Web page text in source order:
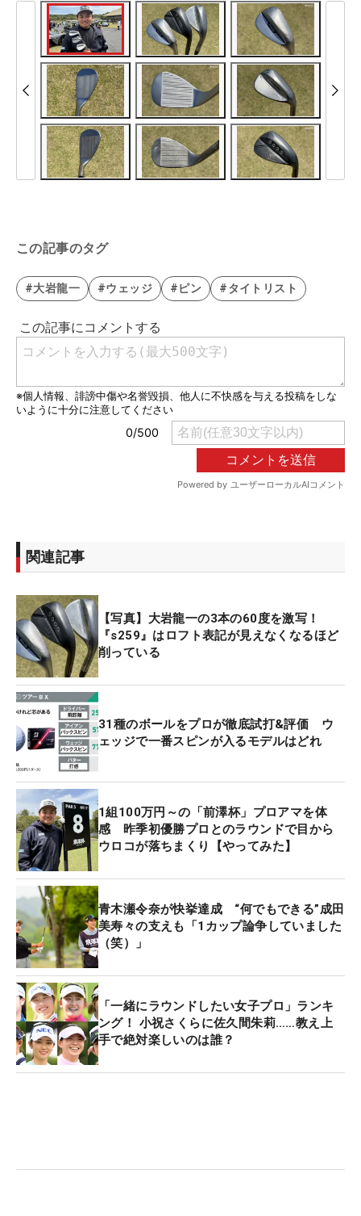
この記事のタグ
#大岩龍一 #ウェッジ #ピン #タイトリスト
関連記事
【写真】大岩龍一の3本の60度を激写！
『s259』はロフト表記が見えなくなるほど
削っている
31種のボールをプロが徹底試打&評価 ウ
ェッジで一番スピンが入るモデルはどれ
1組100万円～の「前澤杯」プロアマを体
感 昨季初優勝プロとのラウンドで目から
ウロコが落ちまくり【やってみた】
青木瀬令奈が快挙達成 “何でもできる”成田
美寿々の支えも「1カップ論争していました
（笑）」
「一緒にラウンドしたい女子プロ」ランキ
ング！ 小祝さくらに佐久間朱莉……教え上
手で絶対楽しいのは誰？